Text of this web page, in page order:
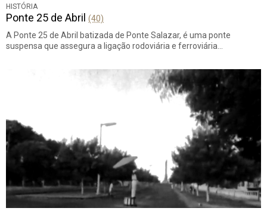
HISTÓRIA
Ponte 25 de Abril (40)
A Ponte 25 de Abril batizada de Ponte Salazar, é uma ponte
suspensa que assegura a ligação rodoviária e ferroviária…